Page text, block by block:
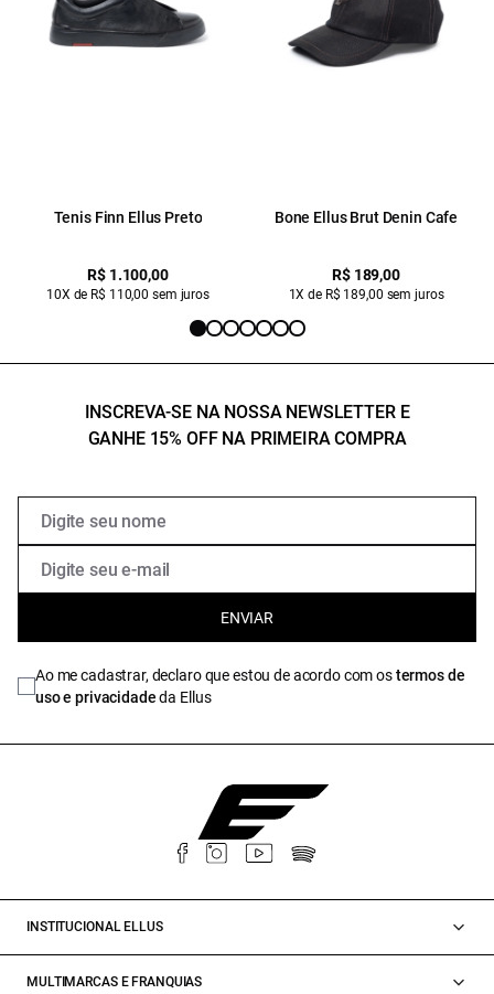
Tenis Finn Ellus Preto
R$ 1.100,00
10X de R$ 110,00 sem juros
Bone Ellus Brut Denin Cafe
R$ 189,00
1X de R$ 189,00 sem juros
INSCREVA-SE NA NOSSA NEWSLETTER E
GANHE 15% OFF NA PRIMEIRA COMPRA
ENVIAR
Ao me cadastrar, declaro que estou de acordo com ostermos de
uso e privacidadeda Ellus
INSTITUCIONAL ELLUS
MULTIMARCAS E FRANQUIAS